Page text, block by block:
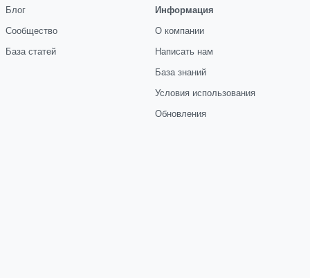
Блог
Сообщество
База статей
Информация
О компании
Написать нам
База знаний
Условия использования
Обновления